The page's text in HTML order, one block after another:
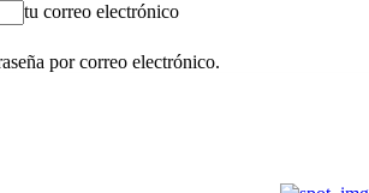
tu correo electrónico
por correo electrónico.